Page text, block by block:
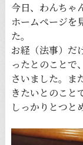
今日、わんちゃ
ホームページを
た。
お経（法事）だ
ったとのことで
さいました。ま
きたいとのこと
しっかりとつと